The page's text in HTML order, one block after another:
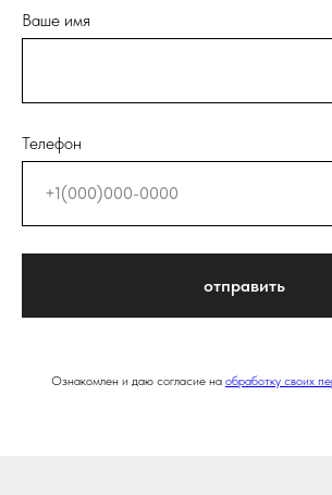
Ваше имя
Телефон
отправить
Ознакомлен и даю согласие на обработку своих